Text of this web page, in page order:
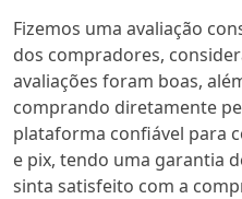
Fizemos uma avaliação
dos compradores,
avaliações foram boas,
comprando diretamente
plataforma confiável para
e pix, tendo uma garantia
sinta satisfeito com a